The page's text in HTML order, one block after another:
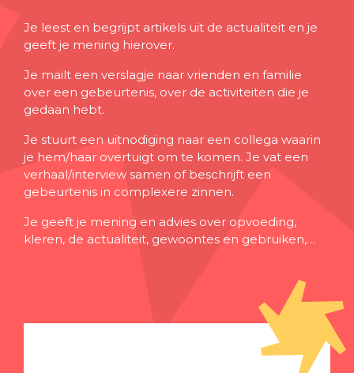
Je leest en begrijpt artikels uit de actualiteit en je
geeft je mening hierover.
Je mailt een verslagje naar vrienden en familie
over een gebeurtenis, over de activiteiten die je
gedaan hebt.
Je stuurt een uitnodiging naar een collega waarin
je hem/haar overtuigt om te komen. Je vat een
verhaal/interview samen of beschrijft een
gebeurtenis in complexere zinnen.
Je geeft je mening en advies over opvoeding,
kleren, de actualiteit, gewoontes en gebruiken,…